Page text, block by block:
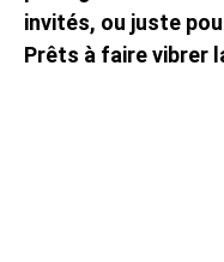
invités, ou juste
Prêts à faire vibrer